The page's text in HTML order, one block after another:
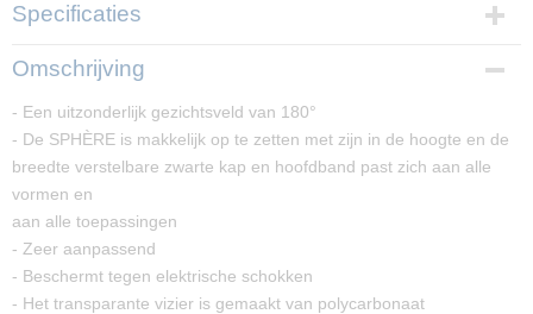
Specificaties
Productcode
Omschrijving
- Een uitzonderlijk gezichtsveld van 180°
- De SPHÈRE is makkelijk op te zetten met zijn in de hoogte en de
breedte verstelbare zwarte kap en hoofdband past zich aan alle
vormen en
aan alle toepassingen
- Zeer aanpassend
- Beschermt tegen elektrische schokken
- Het transparante vizier is gemaakt van polycarbonaat